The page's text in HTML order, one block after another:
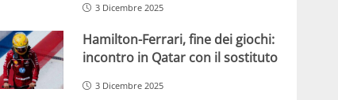
3 Dicembre 2025
Hamilton-Ferrari, fine dei giochi:
incontro in Qatar con il sostituto
3 Dicembre 2025